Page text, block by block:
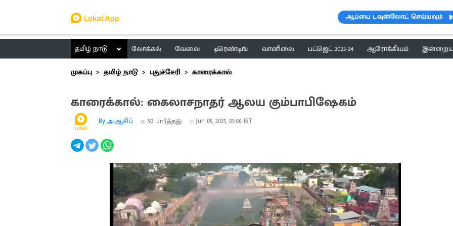
ஆப்பை டவுன்லோட் செய்யவும்
தமிழ் நாடு லோக்கல் வேலை டிரெண்டிங் வானிலை பட்ஜெட் 2023-24 ஆரோக்கியம் இன்றைய
முகப்பு
தமிழ் நாடு புதுச்சேரி காரைக்கால்
காரைக்கால்: கைலாசநாதர் ஆலய கும்பாபிஷேகம்
By அ.ஆசிப் 50 பார்த்தது Jun 05, 2025, 05:06 IST